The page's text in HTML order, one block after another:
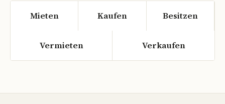
Mieten Kaufen Besitzen
Vermieten Verkaufen